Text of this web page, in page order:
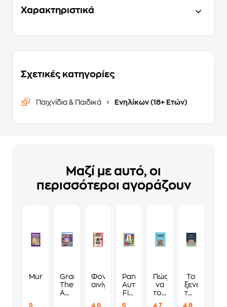
Χαρακτηριστικά
Σχετικές κατηγορίες
Παιχνίδια & Παιδικά Ενηλίκων (18+ Ετών)
Μαζί με αυτό, οι
περισσότεροι αγοράζουν
Murdoku
5
Grand
Theft
Auto
Φονικά
αινίγματα
4.6
Panini
Αυτοκόλλητα
Fifa
5
Πώς
να
τους
4.7
Το
ξενοδοχείο
των
4.8